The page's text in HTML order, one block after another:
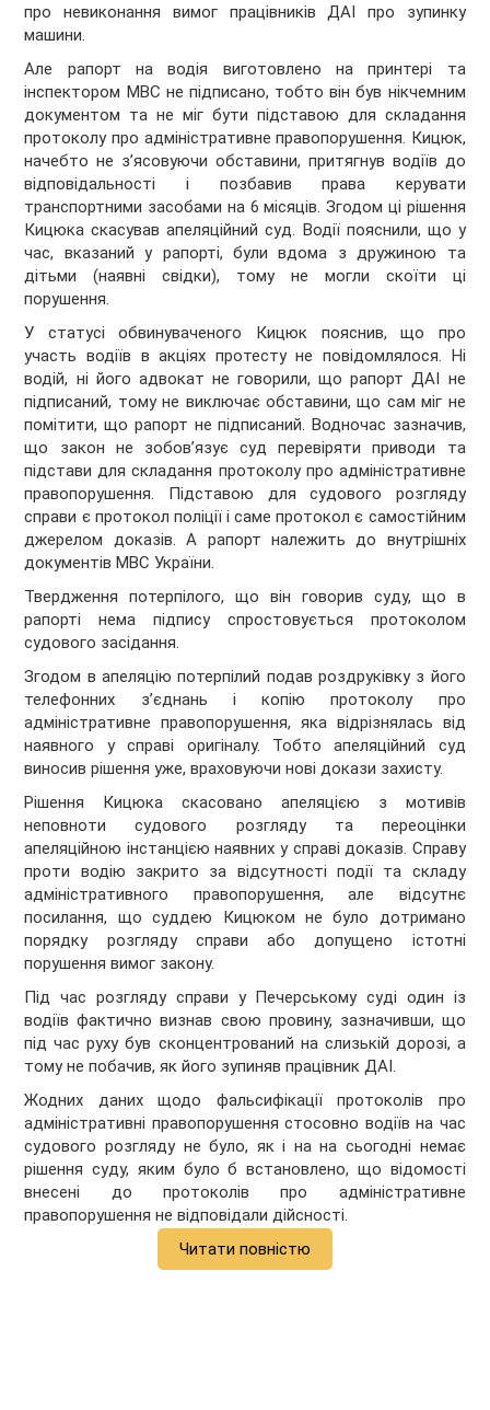
про невиконання вимог працівників ДАІ про зупинку
машини.
Але рапорт на водія виготовлено на принтері та
інспектором МВС не підписано, тобто він був нікчемним
документом та не міг бути підставою для складання
протоколу про адміністративне правопорушення. Кицюк,
начебто не з’ясовуючи обставини, притягнув водіїв до
відповідальності і позбавив права керувати
транспортними засобами на 6 місяців. Згодом ці рішення
Кицюка скасував апеляційний суд. Водії пояснили, що у
час, вказаний у рапорті, були вдома з дружиною та
дітьми (наявні свідки), тому не могли скоїти ці
порушення.
У статусі обвинуваченого Кицюк пояснив, що про
участь водіїв в акціях протесту не повідомлялося. Ні
водій, ні його адвокат не говорили, що рапорт ДАІ не
підписаний, тому не виключає обставини, що сам міг не
помітити, що рапорт не підписаний. Водночас зазначив,
що закон не зобов’язує суд перевіряти приводи та
підстави для складання протоколу про адміністративне
правопорушення. Підставою для судового розгляду
справи є протокол поліції і саме протокол є самостійним
джерелом доказів. А рапорт належить до внутрішніх
документів МВС України.
Твердження потерпілого, що він говорив суду, що в
рапорті нема підпису спростовується протоколом
судового засідання.
Згодом в апеляцію потерпілий подав роздруківку з його
телефонних з’єднань і копію протоколу про
адміністративне правопорушення, яка відрізнялась від
наявного у справі оригіналу. Тобто апеляційний суд
виносив рішення уже, враховуючи нові докази захисту.
Рішення Кицюка скасовано апеляцією з мотивів
неповноти судового розгляду та переоцінки
апеляційною інстанцією наявних у справі доказів. Справу
проти водію закрито за відсутності події та складу
адміністративного правопорушення, але відсутнє
посилання, що суддею Кицюком не було дотримано
порядку розгляду справи або допущено істотні
порушення вимог закону.
Під час розгляду справи у Печерському суді один із
водіїв фактично визнав свою провину, зазначивши, що
під час руху був сконцентрований на слизькій дорозі, а
тому не побачив, як його зупиняв працівник ДАІ.
Жодних даних щодо фальсифікації протоколів про
адміністративні правопорушення стосовно водіїв на час
судового розгляду не було, як і на на сьогодні немає
рішення суду, яким було б встановлено, що відомості
внесені до протоколів про адміністративне
правопорушення не відповідали дійсності.
Читати повністю